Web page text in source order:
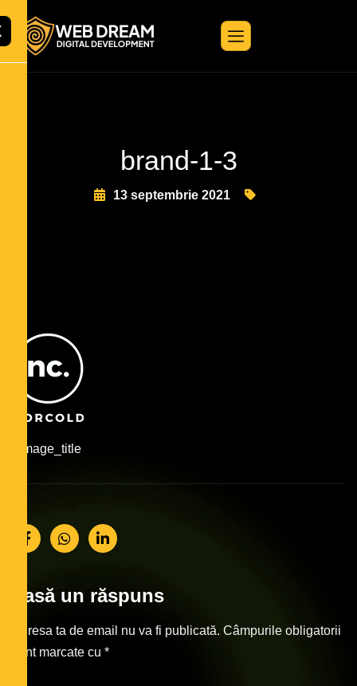
brand-1-3
13 septembrie 2021
#image_title
Lasă un răspuns
Adresa ta de email nu va fi publicată. Câmpurile obligatorii
sunt marcate cu *